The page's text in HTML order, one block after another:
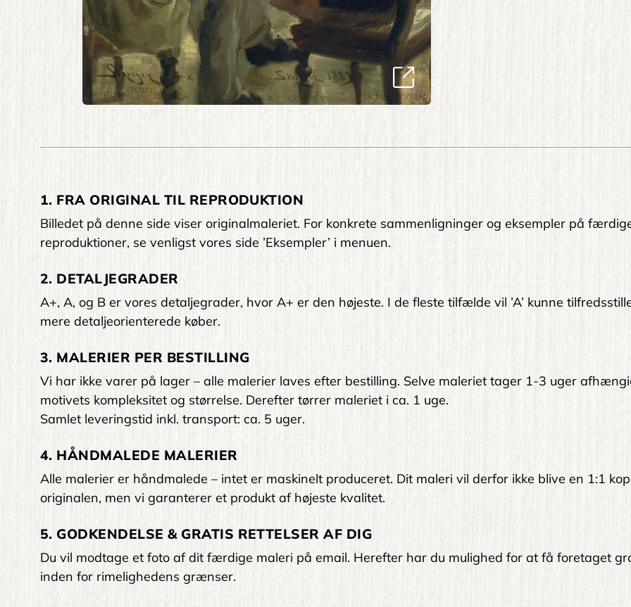
1. FRA ORIGINAL TIL REPRODUKTION
Billedet på denne side viser originalmaleriet. For konkrete sammenligninger og eksempler på
reproduktioner, se venligst vores side ’Eksempler’ i menuen.
2. DETALJEGRADER
A+, A, og B er vores detaljegrader, hvor A+ er den højeste. I de fleste tilfælde vil ’A’ kunne
mere detaljeorienterede køber.
3. MALERIER PER BESTILLING
Vi har ikke varer på lager – alle malerier laves efter bestilling. Selve maleriet tager 1-3 uger
motivets kompleksitet og størrelse. Derefter tørrer maleriet i ca. 1 uge.
Samlet leveringstid inkl. transport: ca. 5 uger.
4. HÅNDMALEDE MALERIER
Alle malerier er håndmalede – intet er maskinelt produceret. Dit maleri vil derfor ikke blive en 1:1
originalen, men vi garanterer et produkt af højeste kvalitet.
5. GODKENDELSE & GRATIS RETTELSER AF DIG
Du vil modtage et foto af dit færdige maleri på email. Herefter har du mulighed for at få foretaget
inden for rimelighedens grænser.